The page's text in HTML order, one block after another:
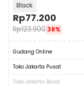
Black
Rp77.200
Rp123.900 38%
Gudang Online
Toko Jakarta Pusat
Toko Jakarta Barat